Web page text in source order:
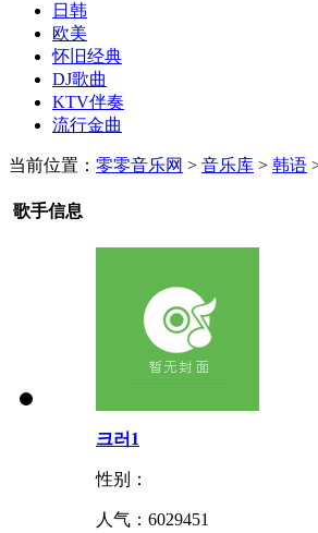
日韩
欧美
怀旧经典
DJ歌曲
KTV伴奏
流行金曲
当前位置： 零零音乐网 > 音乐库 > 韩语
歌手信息
크러1
性别：
人气： 6029451